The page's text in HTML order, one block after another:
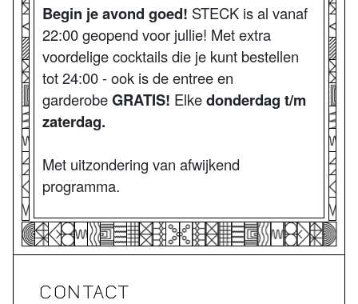
Begin je avond goed! STECK is al vanaf
22:00 geopend voor jullie! Met extra
voordelige cocktails die je kunt bestellen
tot 24:00 - ook is de entree en
garderobeGRATIS! Elkedonderdag t/m
zaterdag.
Met uitzondering van afwijkend
programma.
CONTACT